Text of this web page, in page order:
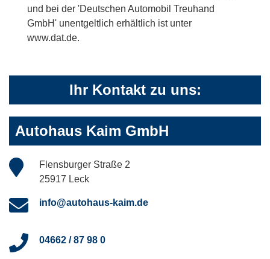
und bei der 'Deutschen Automobil Treuhand
GmbH' unentgeltlich erhältlich ist unter
www.dat.de.
Ihr Kontakt zu uns:
Autohaus Kaim GmbH
Flensburger Straße 2
25917 Leck
info@autohaus-kaim.de
04662 / 87 98 0